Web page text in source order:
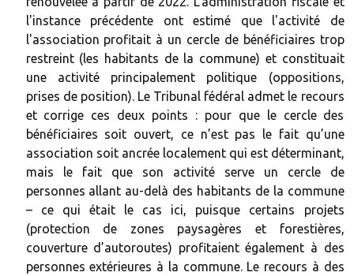
l'instance précédente ont estimé que l'activité de
l'association profitait à un cercle de bénéficiaires trop
restreint (les habitants de la commune) et constituait
une activité principalement politique (oppositions,
prises de position). Le Tribunal fédéral admet le recours
et corrige ces deux points : pour que le cercle des
bénéficiaires soit ouvert, ce n’est pas le fait qu’une
association soit ancrée localement qui est déterminant,
mais le fait que son activité serve un cercle de
personnes allant au-delà des habitants de la commune
– ce qui était le cas ici, puisque certains projets
(protection de zones paysagères et forestières,
couverture d’autoroutes) profitaient également à des
personnes extérieures à la commune. Le recours à des